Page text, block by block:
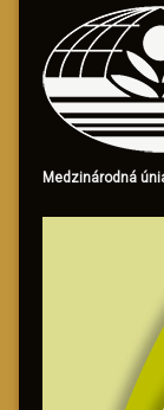
Medzinárodná